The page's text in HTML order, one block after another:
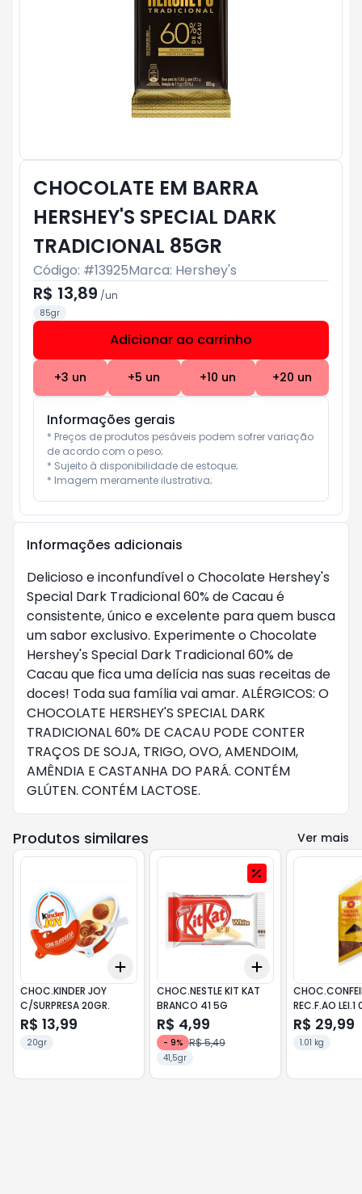
CHOCOLATE EM BARRA
HERSHEY'S SPECIAL DARK
TRADICIONAL 85GR
Código: #13925Marca: Hershey's
R$ 13,89 /un
85gr
Adicionar ao carrinho
+3 un +5 un +10 un +20 un
Informações gerais
* Preços de produtos pesáveis podem sofrer variação
de acordo com o peso;
* Sujeito à disponibilidade de estoque;
* Imagem meramente ilustrativa;
Informações adicionais
Delicioso e inconfundível o Chocolate Hershey's
Special Dark Tradicional 60% de Cacau é
consistente, único e excelente para quem busca
um sabor exclusivo. Experimente o Chocolate
Hershey's Special Dark Tradicional 60% de
Cacau que fica uma delícia nas suas receitas de
doces! Toda sua família vai amar. ALÉRGICOS: O
CHOCOLATE HERSHEY'S SPECIAL DARK
TRADICIONAL 60% DE CACAU PODE CONTER
TRAÇOS DE SOJA, TRIGO, OVO, AMENDOIM,
AMÊNDIA E CASTANHA DO PARÁ. CONTÉM
GLÚTEN. CONTÉM LACTOSE.
Produtos similares Ver mais
Add
CHOC.KINDER JOY
C/SURPRESA 20GR.
R$ 13,99
20gr
10
Add
CHOC.NESTLE KIT KAT
BRANCO 41 5G
R$ 4,99
- 9% R$ 5,49
41,5gr
REC.F.AO LEI.1
R$ 29,99
1.01 kg